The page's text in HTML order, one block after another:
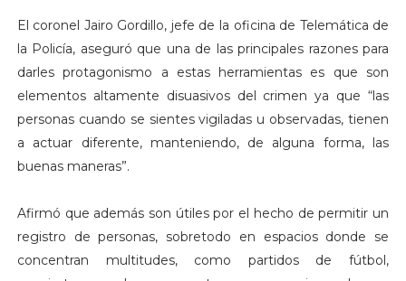
El coronel Jairo Gordillo, jefe de la oficina de Telemática de
la Policía, aseguró que una de las principales razones para
darles protagonismo a estas herramientas es que son
elementos altamente disuasivos del crimen ya que “las
personas cuando se sientes vigiladas u observadas, tienen
a actuar diferente, manteniendo, de alguna forma, las
buenas maneras”.
Afirmó que además son útiles por el hecho de permitir un
registro de personas, sobretodo en espacios donde se
concentran multitudes, como partidos de fútbol,